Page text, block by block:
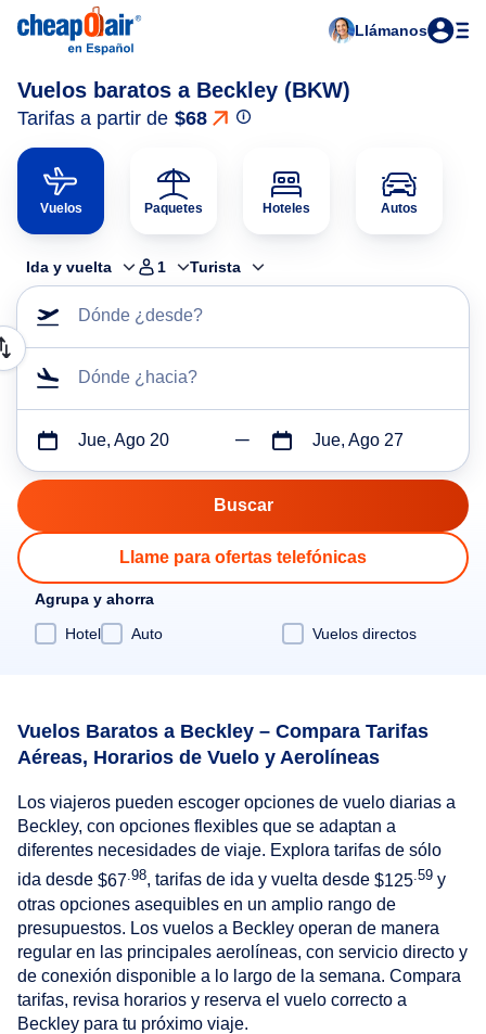
Llámanos
Vuelos baratos a Beckley (BKW)
Tarifas a partir de $68
Vuelos Paquetes Hoteles Autos
Ida y vuelta 1 Turista
Dónde ¿desde?
Dónde ¿hacia?
Jue, Ago 20 Jue, Ago 27
Llame para ofertas telefónicas
Agrupa y ahorra
Hotel
Auto Vuelos directos
Vuelos Baratos a Beckley – Compara Tarifas
Aéreas, Horarios de Vuelo y Aerolíneas
Los viajeros pueden escoger opciones de vuelo diarias a
Beckley, con opciones flexibles que se adaptan a
diferentes necesidades de viaje. Explora tarifas de sólo
ida desde $67 .98, tarifas de ida y vuelta desde $125 .59 y
otras opciones asequibles en un amplio rango de
presupuestos. Los vuelos a Beckley operan de manera
regular en las principales aerolíneas, con servicio directo y
de conexión disponible a lo largo de la semana. Compara
tarifas, revisa horarios y reserva el vuelo correcto a
Beckley para tu próximo viaje.